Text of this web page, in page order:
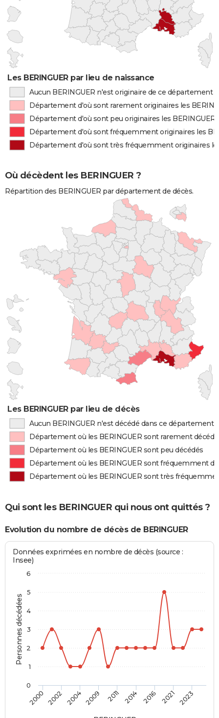
Les BERINGUER par lieu de naissance
Aucun BERINGUER n'est originaire de ce département
Département d'où sont rarement originaires les
Département d'où sont peu originaires les BERINGUER
Département d'où sont fréquemment originaires les
Département d'où sont très fréquemment originaires
Où décèdent les BERINGUER ?
Répartition des BERINGUER par département de décès.
Les BERINGUER par lieu de décès
Aucun BERINGUER n'est décédé dans ce département
Département où les BERINGUER sont rarement
Département où les BERINGUER sont peu décédés
Département où les BERINGUER sont fréquemment
Département où les BERINGUER sont très
Qui sont les BERINGUER qui nous ont quittés ?
Evolution du nombre de décès de BERINGUER
Personnes décédées
Données exprimées en nombre de décès (source :
Insee)
2000 2002 2004 2009 2011 2014 2016 2021 2023
0
1
2
3
4
5
6